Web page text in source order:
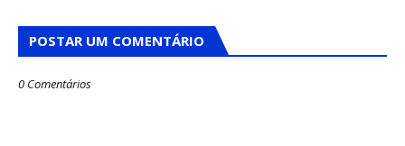
POSTAR UM COMENTÁRIO
0 Comentários